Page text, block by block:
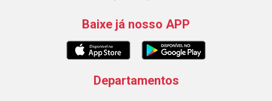
Baixe já nosso APP
Departamentos